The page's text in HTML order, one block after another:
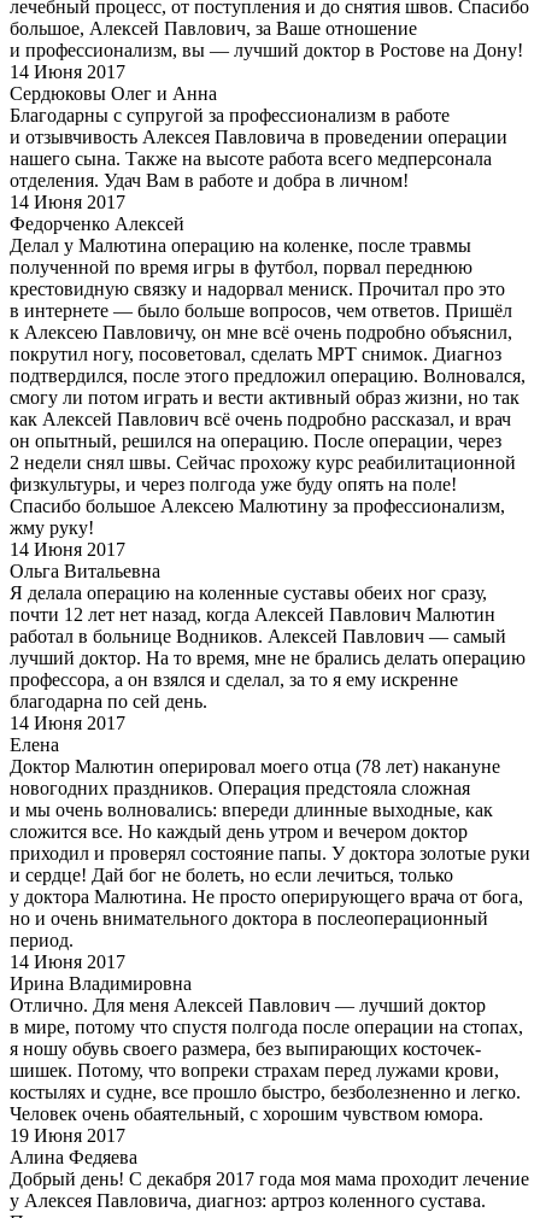
лечебный процесс, от поступления и до снятия швов. Спасибо
большое, Алексей Павлович, за Ваше отношение
и профессионализм, вы — лучший доктор в Ростове на Дону!
14 Июня 2017
Сердюковы Олег и Анна
Благодарны с супругой за профессионализм в работе
и отзывчивость Алексея Павловича в проведении операции
нашего сына. Также на высоте работа всего медперсонала
отделения. Удач Вам в работе и добра в личном!
14 Июня 2017
Федорченко Алексей
Делал у Малютина операцию на коленке, после травмы
полученной по время игры в футбол, порвал переднюю
крестовидную связку и надорвал мениск. Прочитал про это
в интернете — было больше вопросов, чем ответов. Пришёл
к Алексею Павловичу, он мне всё очень подробно объяснил,
покрутил ногу, посоветовал, сделать МРТ снимок. Диагноз
подтвердился, после этого предложил операцию. Волновался,
смогу ли потом играть и вести активный образ жизни, но так
как Алексей Павлович всё очень подробно рассказал, и врач
он опытный, решился на операцию. После операции, через
2 недели снял швы. Сейчас прохожу курс реабилитационной
физкультуры, и через полгода уже буду опять на поле!
Спасибо большое Алексею Малютину за профессионализм,
жму руку!
14 Июня 2017
Ольга Витальевна
Я делала операцию на коленные суставы обеих ног сразу,
почти 12 лет нет назад, когда Алексей Павлович Малютин
работал в больнице Водников. Алексей Павлович — самый
лучший доктор. На то время, мне не брались делать операцию
профессора, а он взялся и сделал, за то я ему искренне
благодарна по сей день.
14 Июня 2017
Елена
Доктор Малютин оперировал моего отца (78 лет) накануне
новогодних праздников. Операция предстояла сложная
и мы очень волновались: впереди длинные выходные, как
сложится все. Но каждый день утром и вечером доктор
приходил и проверял состояние папы. У доктора золотые руки
и сердце! Дай бог не болеть, но если лечиться, только
у доктора Малютина. Не просто оперирующего врача от бога,
но и очень внимательного доктора в послеоперационный
период.
14 Июня 2017
Ирина Владимировна
Отлично. Для меня Алексей Павлович — лучший доктор
в мире, потому что спустя полгода после операции на стопах,
я ношу обувь своего размера, без выпирающих косточек-
шишек. Потому, что вопреки страхам перед лужами крови,
костылях и судне, все прошло быстро, безболезненно и легко.
Человек очень обаятельный, с хорошим чувством юмора.
19 Июня 2017
Алина Федяева
Добрый день! С декабря 2017 года моя мама проходит лечение
у Алексея Павловича, диагноз: артроз коленного сустава.